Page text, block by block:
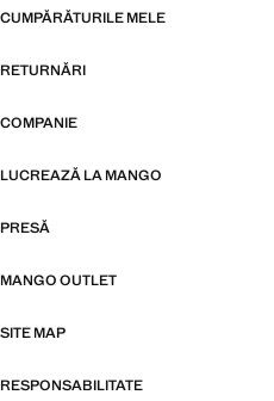
CUMPĂRĂTURILE MELE
RETURNĂRI
COMPANIE
LUCREAZĂ LA MANGO
PRESĂ
MANGO OUTLET
SITE MAP
RESPONSABILITATE